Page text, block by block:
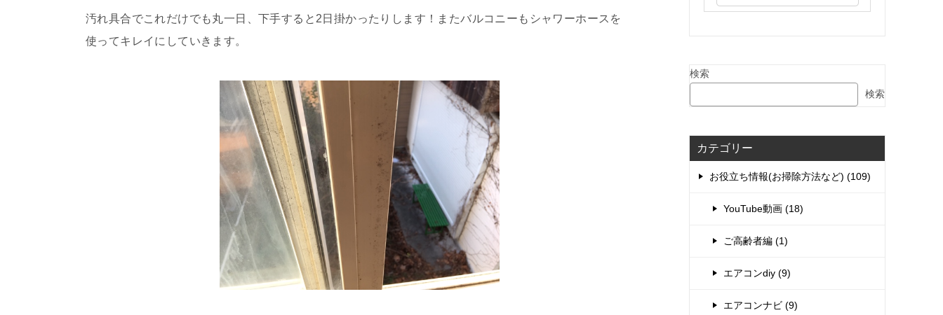
汚れ具合でこれだけでも丸一日、下手すると2日掛かったりします！またバルコニーもシャワーホースを
使ってキレイにしていきます。
検索
検索
カテゴリー
お役立ち情報(お掃除方法など) (109)
YouTube動画 (18)
ご高齢者編 (1)
エアコンdiy (9)
エアコンナビ (9)